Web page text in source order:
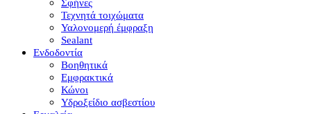
Σφήνες
Τεχνητά τοιχώματα
Υαλονομερή έμφραξη
Sealant
Ενδοδοντία
Βοηθητικά
Εμφρακτικά
Κώνοι
Υδροξείδιο ασβεστίου